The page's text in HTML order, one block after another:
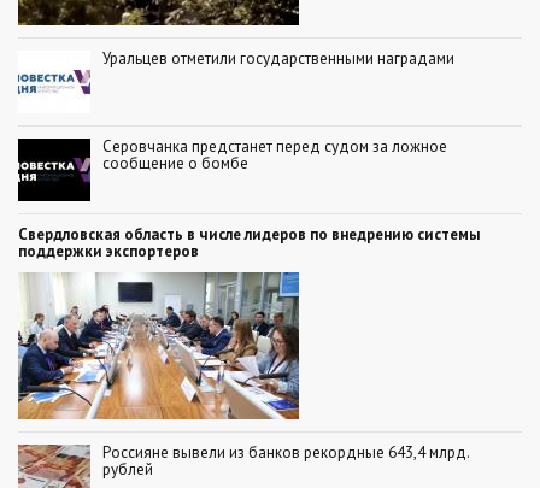
Уральцев отметили государственными наградами
Серовчанка предстанет перед судом за ложное
сообщение о бомбе
Свердловская область в числе лидеров по внедрению системы
поддержки экспортеров
Россияне вывели из банков рекордные 643,4 млрд.
рублей